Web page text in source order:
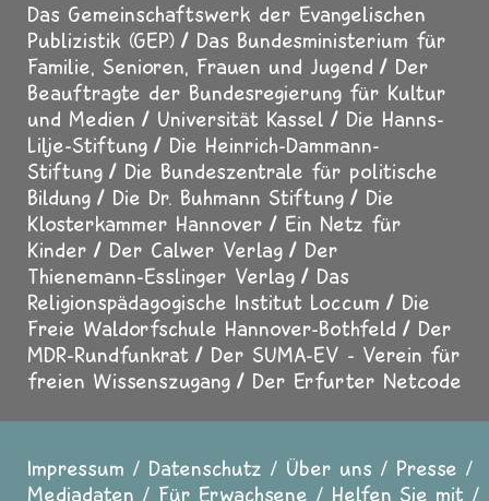
Das Gemeinschaftswerk der Evangelischen
Publizistik (GEP)
Das Bundesministerium für
Familie, Senioren, Frauen und Jugend
Der
Beauftragte der Bundesregierung für Kultur
und Medien
Universität Kassel
Die Hanns-
Lilje-Stiftung
Die Heinrich-Dammann-
Stiftung
Die Bundeszentrale für politische
Bildung
Die Dr. Buhmann Stiftung
Die
Klosterkammer Hannover
Ein Netz für
Kinder
Der Calwer Verlag
Der
Thienemann-Esslinger Verlag
Das
Religionspädagogische Institut Loccum
Die
Freie Waldorfschule Hannover-Bothfeld
Der
MDR-Rundfunkrat
Der SUMA-EV - Verein für
freien Wissenszugang
Der Erfurter Netcode
Impressum Datenschutz Über uns
Presse
Mediadaten
Für Erwachsene Helfen Sie mit